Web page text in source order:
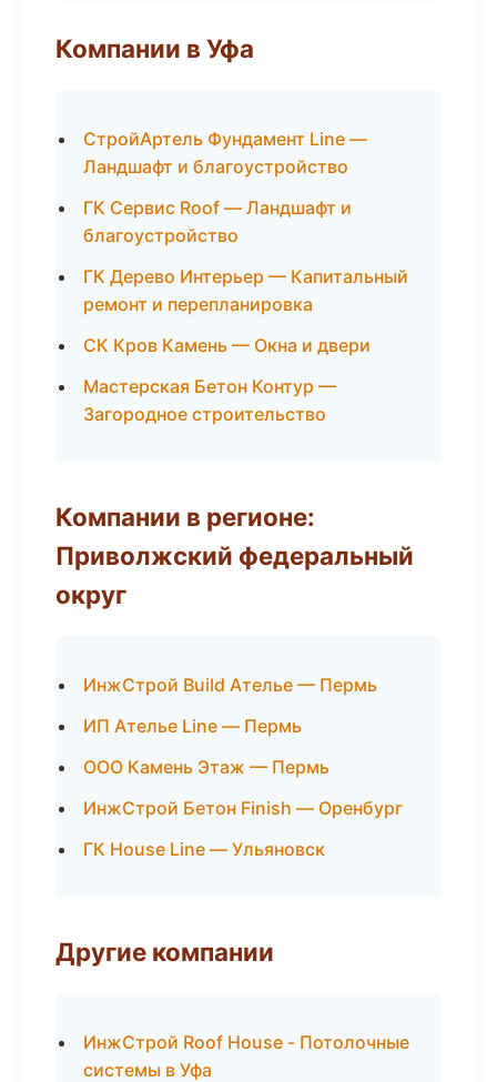
Компании в Уфа
СтройАртель Фундамент Line —
Ландшафт и благоустройство
ГК Сервис Roof — Ландшафт и
благоустройство
ГК Дерево Интерьер — Капитальный
ремонт и перепланировка
СК Кров Камень — Окна и двери
Мастерская Бетон Контур —
Загородное строительство
Компании в регионе:
Приволжский федеральный
округ
ИнжСтрой Build Ателье — Пермь
ИП Ателье Line — Пермь
ООО Камень Этаж — Пермь
ИнжСтрой Бетон Finish — Оренбург
ГК House Line — Ульяновск
Другие компании
ИнжСтрой Roof House - Потолочные
системы в Уфа